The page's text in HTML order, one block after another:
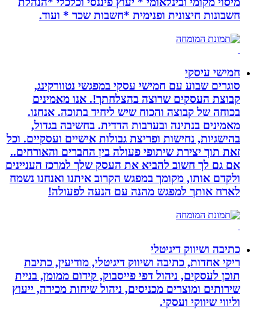
חשבונות חיצונית ופנימית *חשבות שכר * ועוד.
חמישי עיסקי
סוגרים שבוע עם חמישי עסקי במפגשי נטוורקינג,
קבוצת העסקים שרוצה בהצלחתך!. אנו מאמינים
בכוחה של קבוצה והכוח שיש ליחיד בתוכה. אנחנו.
מאמינים בנתינה ובערבות הדדית. בחשיבה בגדול,
בהישגיות, נחישות ופריצת גבולות אישיים ועסקיים. וכל
זאת תוך יצירת שיתופי פעולה בין החברים והאורחים..
אם גם לך חשוב להביא את העסק שלך למרכז העניינים
ולקדם אותו, מקומך במפגש הקרוב איתנו ואנחנו נשמח
לארח אותך למפגש מהנה עם הנעה לפעולה!
כתיבה ושיווק דיגיטלי
ריקי אחדות, כתיבה ושיווק דיגיטלי, מודיעין, כתיבת
תוכן לעסקים, ניהול דפי פייסבוק, קידום ממומן, בניית
שירותים ומוצרים מכניסים, ניהול שיחות מכירה, ייעוץ
וליווי שיווקי ועסקי.